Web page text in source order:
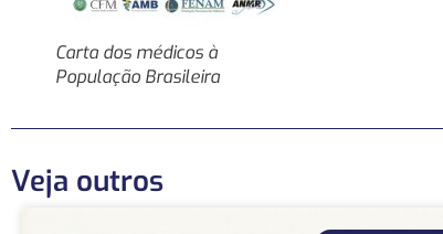
Carta dos médicos à
População Brasileira
Veja outros